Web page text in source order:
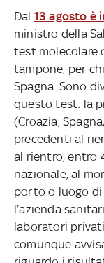
Dal 13 agosto è
ministro della
test molecolare
tampone, per
Spagna. Sono
questo test: la
(Croazia,
precedenti al
al rientro, entro
nazionale, al
porto o luogo di
l’azienda
laboratori
comunque